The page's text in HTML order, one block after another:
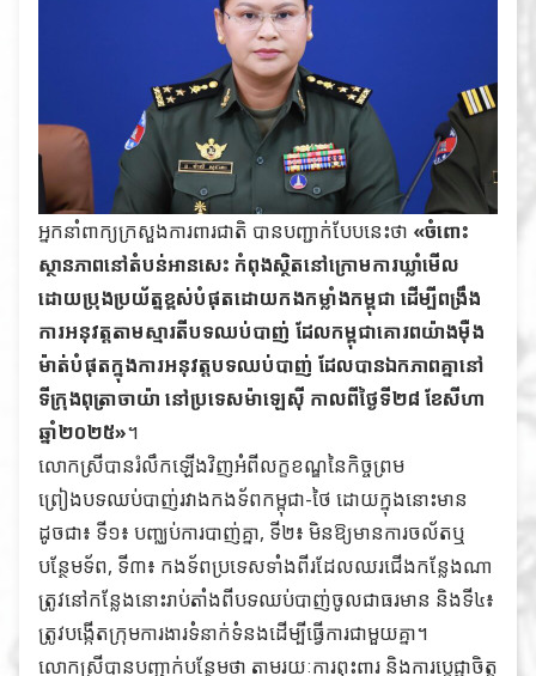
អ្នកនាំពាក្យក្រសួងការពារជាតិ បានបញ្ជាក់បែបនេះថា «ចំពោះ
ស្ថានភាពនៅតំបន់អានសេះ កំពុងស្ថិតនៅក្រោមការឃ្លាំមើល
ដោយប្រុងប្រយ័ត្នខ្ពស់បំផុតដោយកងកម្លាំងកម្ពុជា ដើម្បីពង្រឹង
ការអនុវត្តតាមស្មារតីបទឈប់បាញ់ ដែលកម្ពុជាគោរពយ៉ាងម៉ឺង
ម៉ាត់បំផុតក្នុងការអនុវត្តបទឈប់បាញ់ ដែលបានឯកភាពគ្នានៅ
ទីក្រុងពុត្រាចាយ៉ា នៅប្រទេសម៉ាឡេស៊ី កាលពីថ្ងៃទី២៨ ខែសីហា
ឆ្នាំ២០២៥»។
លោកស្រីបានរំលឹកឡើងវិញអំពីលក្ខខណ្ឌនៃកិច្ចព្រម
ព្រៀងបទឈប់បាញ់រវាងកងទ័ពកម្ពុជា-ថៃ ដោយក្នុងនោះមាន
ដូចជា៖ ទី១៖ បញ្ឈប់ការបាញ់គ្នា, ទី២៖ មិនឱ្យមានការចល័តឬ
បន្ថែមទ័ព, ទី៣៖ កងទ័ពប្រទេសទាំងពីរដែលឈរជើងកន្លែងណា
ត្រូវនៅកន្លែងនោះរាប់តាំងពីបទឈប់បាញ់ចូលជាធរមាន និងទី៤៖
ត្រូវបង្កើតក្រុមការងារទំនាក់ទំនងដើម្បីធ្វើការជាមួយគ្នា។
លោកស្រីបានបញ្ជាក់បន្ថែមថា តាមរយៈការពុះពារ និងការប្តេជ្ញាចិត្ត